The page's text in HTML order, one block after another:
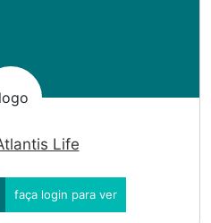
Life
faça login para ver